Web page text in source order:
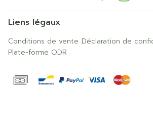
Liens légaux
Conditions de vente Déclaration de
Plate-forme ODR